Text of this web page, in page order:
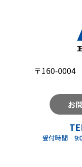
〒160-0004
お
受付時間